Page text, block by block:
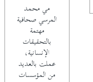
مي محمد
المرسي صحافية
مهتمة
بالتحقيقات
الإنسانية،
عملت بالعديد
من المؤسسات